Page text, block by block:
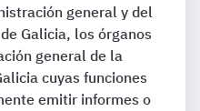
general y del
Galicia, los órganos
general de la
cuyas funciones
emitir informes o